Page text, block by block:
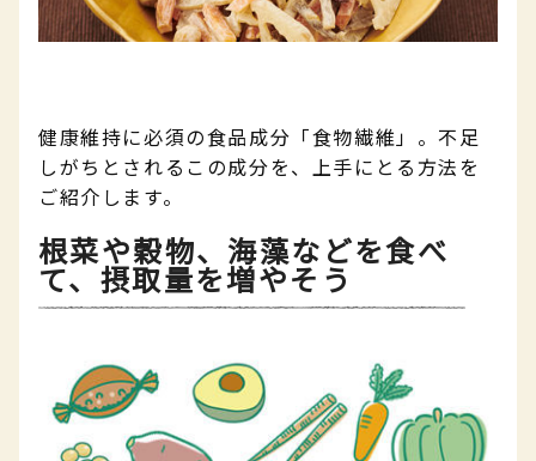
健康維持に必須の食品成分「食物繊維」。不足
しがちとされるこの成分を、上手にとる方法を
ご紹介します。
根菜や穀物、海藻などを食べ
て、摂取量を増やそう